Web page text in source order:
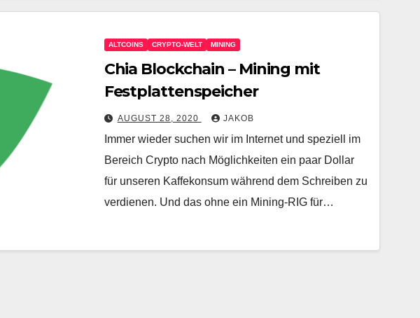
ALTCOINS CRYPTO-WELT MINING
Chia Blockchain – Mining mit
Festplattenspeicher
AUGUST 28, 2020 JAKOB
Immer wieder suchen wir im Internet und speziell im
Bereich Crypto nach Möglichkeiten ein paar Dollar
für unseren Kaffekonsum während dem Schreiben zu
verdienen. Und das ohne ein Mining-RIG für…